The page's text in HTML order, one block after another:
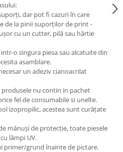
dar pot fi cazuri în care
de la pinii suporților de print -
cu un cutter, pilă sau hârtie
o singura piesa sau alcatuite din
asamblare.
un adeziv cianoacrilat
produsele nu contin in pachet
fel de consumabile si unelte.
izopropilic, acestea sunt curățate
mănuși de protecție, toate piesele
lămpi UV.
primer/grund înainte de pictare.